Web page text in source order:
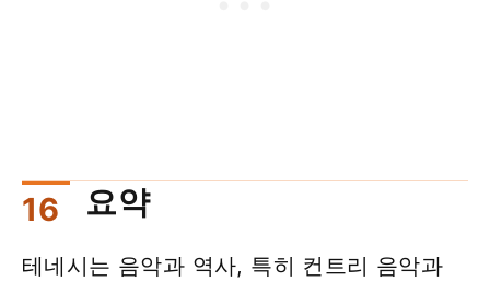
요약
테네시는 음악과 역사, 특히 컨트리 음악과